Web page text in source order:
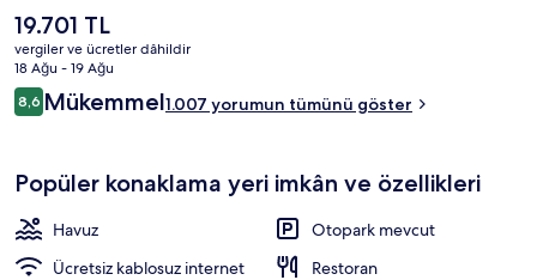
saat açık spor salonu diğer öne çıkan özellikler arasındadır. Misafirler
havuz ve yardıma hazır personel ile ilgili harika yorumlarda
bulunuyor.
Şu
anki
fiyat
19.701 TL
19.701 TL
vergiler ve ücretler dâhildir
18 Ağu - 19 Ağu
Yorumlar
8,68,6/10
Mükemmel1.007 yorumun tümünü göster
Popüler konaklama yeri imkân ve özellikleri
Havuz
Otopark mevcut
Ücretsiz kablosuz internet
Restoran